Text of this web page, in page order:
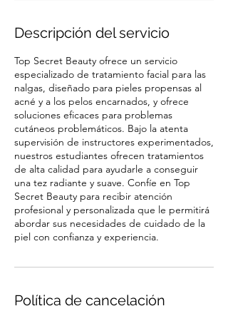
Descripción del servicio
Top Secret Beauty ofrece un servicio
especializado de tratamiento facial para las
nalgas, diseñado para pieles propensas al
acné y a los pelos encarnados, y ofrece
soluciones eficaces para problemas
cutáneos problemáticos. Bajo la atenta
supervisión de instructores experimentados,
nuestros estudiantes ofrecen tratamientos
de alta calidad para ayudarle a conseguir
una tez radiante y suave. Confíe en Top
Secret Beauty para recibir atención
profesional y personalizada que le permitirá
abordar sus necesidades de cuidado de la
piel con confianza y experiencia.
Política de cancelación